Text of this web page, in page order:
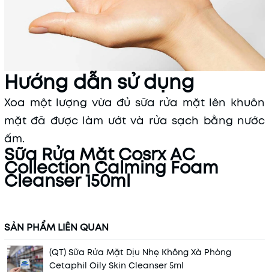
Hướng dẫn sử dụng
Xoa một lượng vừa đủ sữa rửa mặt lên khuôn
mặt đã được làm ướt và rửa sạch bằng nước
ấm.
Sữa Rửa Mặt Cosrx AC
Collection Calming Foam
Cleanser 150ml
SẢN PHẨM LIÊN QUAN
(QT) Sữa Rửa Mặt Dịu Nhẹ Không Xà Phòng
Cetaphil Oily Skin Cleanser 5ml